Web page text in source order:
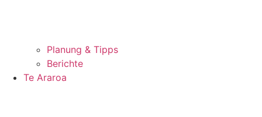
Planung & Tipps
Berichte
Te Araroa